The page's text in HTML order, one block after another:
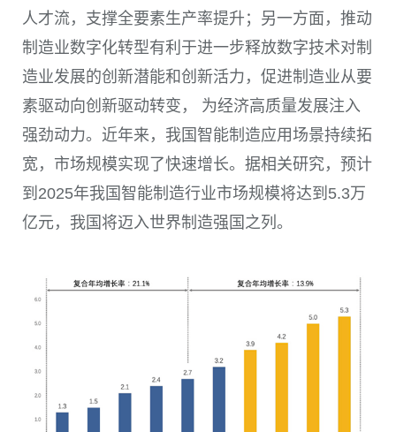
人才流，支撑全要素生产率提升；另一方面，推动
制造业数字化转型有利于进一步释放数字技术对制
造业发展的创新潜能和创新活力，促进制造业从要
素驱动向创新驱动转变， 为经济高质量发展注入
强劲动力。近年来，我国智能制造应用场景持续拓
宽，市场规模实现了快速增长。据相关研究，预计
到 2025年我国智能制造行业市场规模将达到 5.3万
亿元，我国将迈入世界制造强国之列。